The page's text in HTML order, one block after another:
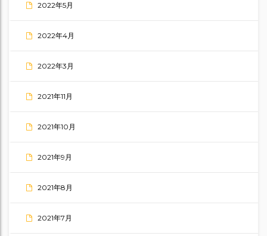
2022年5月
2022年4月
2022年3月
2021年11月
2021年10月
2021年9月
2021年8月
2021年7月